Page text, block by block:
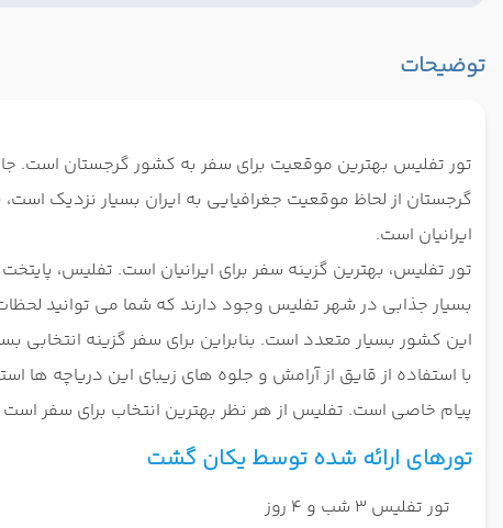
توضیحات
تور تفلیس بهترین موقعیت برای سفر به کشور گرجستان است.
گرجستان از لحاظ موقعیت جغرافیایی به ایران بسیار نزدیک
ایرانیان است.
تور تفلیس، بهترین گزینه سفر برای ایرانیان است. تفلیس،
بسیار جذابی در شهر تفلیس وجود دارند که شما می توانید
این کشور بسیار متعدد است. بنابراین برای سفر گزینه
با استفاده از قایق از آرامش و جلوه های زیبای این دریاچه
پیام خاصی است. تفلیس از هر نظر بهترین انتخاب برای سفر
تورهای ارائه شده توسط یکان گشت
تور تفلیس 3 شب و 4 روز